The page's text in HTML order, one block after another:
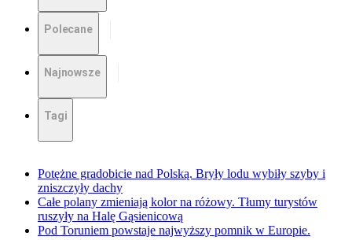
Polecane
Najnowsze
Tagi
Potężne gradobicie nad Polską. Bryły lodu wybiły szyby i
zniszczyły dachy
Całe polany zmieniają kolor na różowy. Tłumy turystów
ruszyły na Halę Gąsienicową
Pod Toruniem powstaje najwyższy pomnik w Europie.